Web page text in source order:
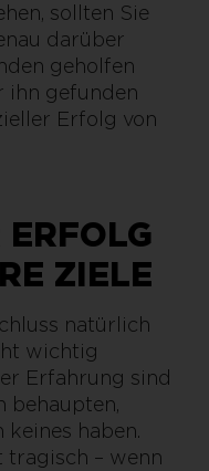
sollten Sie
darüber
geholfen
ihn gefunden
Erfolg von
ZIELE
natürlich
wichtig
Erfahrung sind
behaupten,
keines haben.
tragisch – wenn